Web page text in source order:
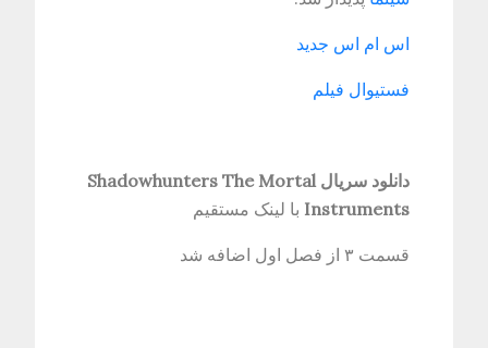
اس ام اس جدید
فستیوال فیلم
دانلود سریال Shadowhunters The Mortal
Instruments با لینک مستقیم
قسمت ۳ از فصل اول اضافه شد